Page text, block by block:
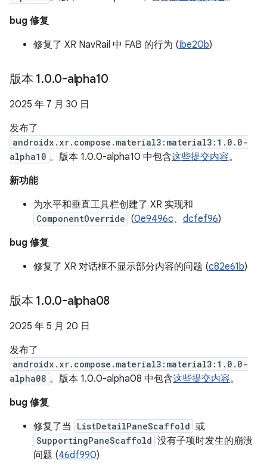
bug 修复
修复了 XR NavRail 中 FAB 的行为 (Ibe20b)
版本 1.0.0-alpha10
2025 年 7 月 30 日
发布了
androidx.xr.compose.material3:material3:1.0.0-
alpha10 。版本 1.0.0-alpha10 中包含这些提交内容。
新功能
为水平和垂直工具栏创建了 XR 实现和
ComponentOverride (0e9496c、 dcfef96)
bug 修复
修复了 XR 对话框不显示部分内容的问题 (c82e61b)
版本 1.0.0-alpha08
2025 年 5 月 20 日
发布了
androidx.xr.compose.material3:material3:1.0.0-
alpha08 。版本 1.0.0-alpha08 中包含这些提交内容。
bug 修复
修复了当
ListDetailPaneScaffold 或
SupportingPaneScaffold 没有子项时发生的崩溃
问题 (46df990)